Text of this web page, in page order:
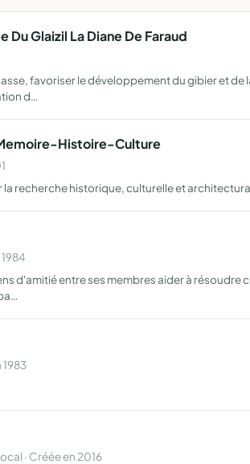
Glaizil La Diane De Faraud
favoriser le développement du gibier et
d…
Histoire-Culture
la recherche historique, culturelle et
d'amitié entre ses membres aider à
· Créée en 2016